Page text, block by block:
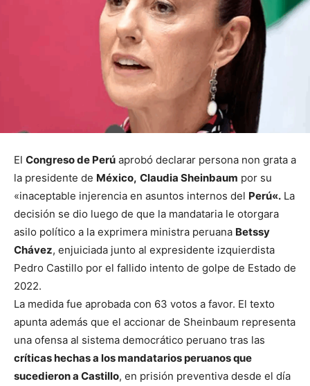
El Congreso de Perú aprobó declarar persona non grata a
la presidente de México, Claudia Sheinbaum por su
«inaceptable injerencia en asuntos internos del Perú«. La
decisión se dio luego de que la mandataria le otorgara
asilo político a la exprimera ministra peruana Betssy
Chávez, enjuiciada junto al expresidente izquierdista
Pedro Castillo por el fallido intento de golpe de Estado de
2022.
La medida fue aprobada con 63 votos a favor. El texto
apunta además que el accionar de Sheinbaum representa
una ofensa al sistema democrático peruano tras las
críticas hechas a los mandatarios peruanos que
sucedieron a Castillo, en prisión preventiva desde el día